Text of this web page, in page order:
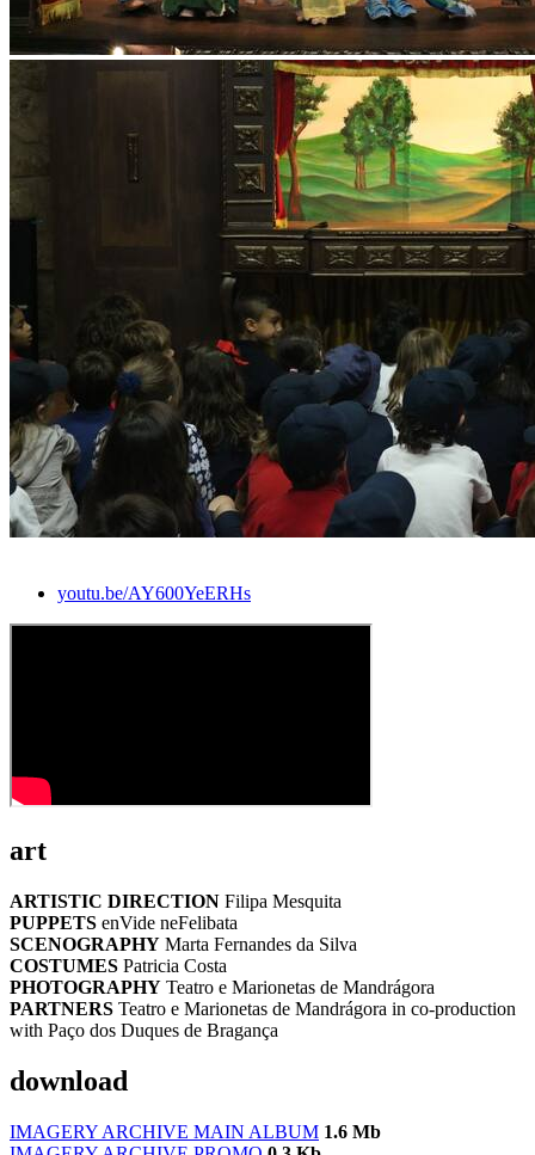
youtu.be/AY600YeERHs
art
ARTISTIC DIRECTION Filipa Mesquita
PUPPETS enVide neFelibata
SCENOGRAPHY Marta Fernandes da Silva
COSTUMES Patricia Costa
PHOTOGRAPHY Teatro e Marionetas de Mandrágora
PARTNERS Teatro e Marionetas de Mandrágora in co-production
with Paço dos Duques de Bragança
download
IMAGERY ARCHIVE MAIN ALBUM 1.6 Mb